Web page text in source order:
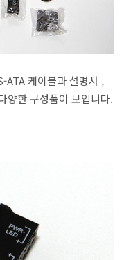
ATA 케이블과 설명서 ,
한 구성품이 보입니다.